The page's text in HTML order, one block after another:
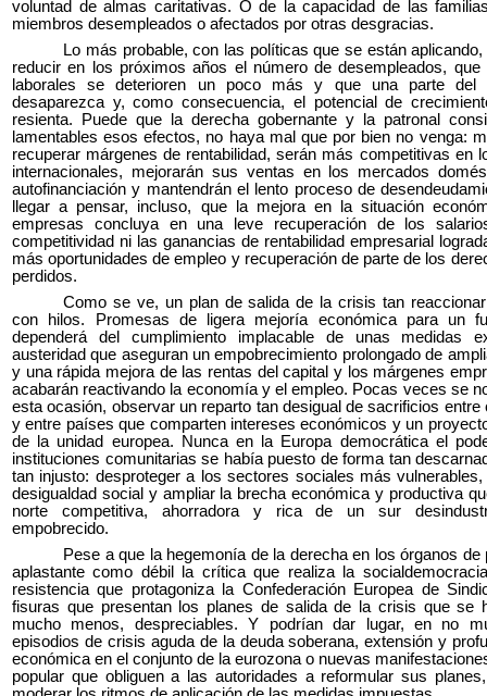
voluntad de almas caritativas. O de la capacidad de las
miembros desempleados o afectados por otras desgracias.
Lo más probable, con las políticas que se están
reducir en los próximos años el número de desempleados,
laborales se deterioren un poco más y que una parte del
desaparezca y, como consecuencia, el potencial de
resienta. Puede que la derecha gobernante y la patronal
lamentables esos efectos, no haya mal que por bien no venga:
recuperar márgenes de rentabilidad, serán más competitivas en
internacionales, mejorarán sus ventas en los mercados
autofinanciación y mantendrán el lento proceso de
llegar a pensar, incluso, que la mejora en la situación
empresas concluya en una leve recuperación de los
competitividad ni las ganancias de rentabilidad empresarial
más oportunidades de empleo y recuperación de parte de los
perdidos.
Como se ve, un plan de salida de la crisis tan
con hilos. Promesas de ligera mejoría económica para un
dependerá del cumplimiento implacable de unas medidas
austeridad que aseguran un empobrecimiento prolongado de
y una rápida mejora de las rentas del capital y los márgenes
acabarán reactivando la economía y el empleo. Pocas veces se
esta ocasión, observar un reparto tan desigual de sacrificios
y entre países que comparten intereses económicos y un
de la unidad europea. Nunca en la Europa democrática el
instituciones comunitarias se había puesto de forma tan
tan injusto: desproteger a los sectores sociales más
desigualdad social y ampliar la brecha económica y productiva
norte competitiva, ahorradora y rica de un sur
empobrecido.
Pese a que la hegemonía de la derecha en los órganos
aplastante como débil la crítica que realiza la
resistencia que protagoniza la Confederación Europea de
fisuras que presentan los planes de salida de la crisis que se
mucho menos, despreciables. Y podrían dar lugar, en no
episodios de crisis aguda de la deuda soberana, extensión y
económica en el conjunto de la eurozona o nuevas
popular que obliguen a las autoridades a reformular sus